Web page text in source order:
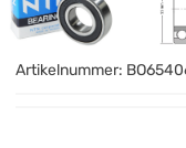
Artikelnummer: